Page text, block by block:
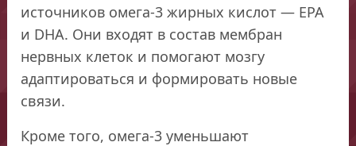
источников омега-3 жирных кислот — EPA
и DHA. Они входят в состав мембран
нервных клеток и помогают мозгу
адаптироваться и формировать новые
связи.
Кроме того, омега-3 уменьшают